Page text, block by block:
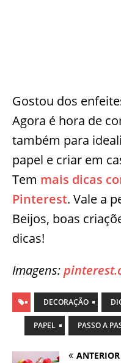
Gostou dos
Agora é hora de
também para
papel e criar em
Tem mais dicas
Pinterest. Vale a
Beijos, boas
dicas!
Imagens:
DECORAÇÃO
PAPEL PASSO A
ANTERIOR